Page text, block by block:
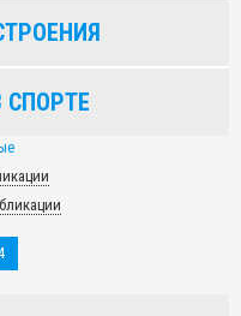
СПОРТЕ